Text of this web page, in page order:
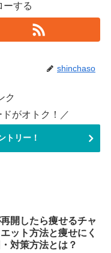
ーする
shinchaso
ク
がオトク！／
トリー！
開したら痩せるチャ
ット方法と痩せにく
対策方法とは？